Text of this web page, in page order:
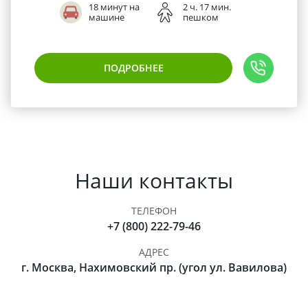
18 минут на
машине
2 ч. 17 мин.
пешком
ПОДРОБНЕЕ
Наши контакты
ТЕЛЕФОН
+7 (800) 222-79-46
АДРЕС
г. Москва, Нахимовский пр. (угол ул. Вавилова)